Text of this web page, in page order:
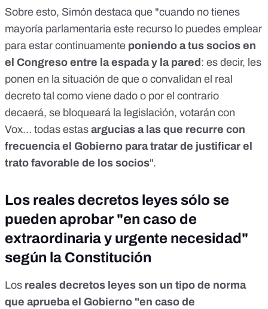
Sobre esto, Simón destaca que "cuando no tienes
mayoría parlamentaria este recurso lo puedes emplear
para estar continuamente poniendo a tus socios en
el Congreso entre la espada y la pared : es decir, les
ponen en la situación de que o convalidan el real
decreto tal como viene dado o por el contrario
decaerá, se bloqueará la legislación, votarán con
Vox… todas estas argucias a las que recurre con
frecuencia el Gobierno para tratar de justificar el
trato favorable de los socios".
Los reales decretos leyes sólo se
pueden aprobar "en caso de
extraordinaria y urgente necesidad"
según la Constitución
Los reales decretos leyes son un tipo de norma
que aprueba el Gobierno "en caso de